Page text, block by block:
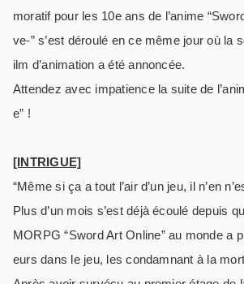
moratif pour les 10e ans de l’anime
ve-” s’est déroulé en ce même jour où la
ilm d’animation a été annoncée.
Attendez avec impatience la suite de
e” !
[INTRIGUE]
“Même si ça a tout l’air d’un jeu, il n’en
Plus d’un mois s’est déjà écoulé depuis
MORPG “Sword Art Online” au monde a
eurs dans le jeu, les condamnant à la